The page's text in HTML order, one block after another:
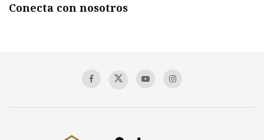
Conecta con nosotros